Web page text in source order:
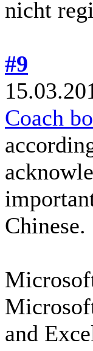
nicht
#9
Coach
Chinese.
and